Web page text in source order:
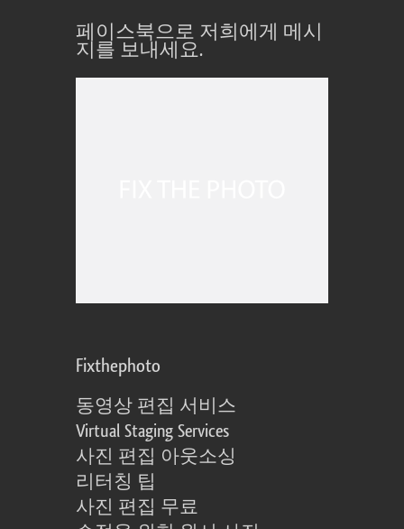
페이스북으로 저희에게 메시
지를 보내세요.
Fixthephoto
동영상 편집 서비스
Virtual Staging Services
사진 편집 아웃소싱
리터칭 팁
사진 편집 무료